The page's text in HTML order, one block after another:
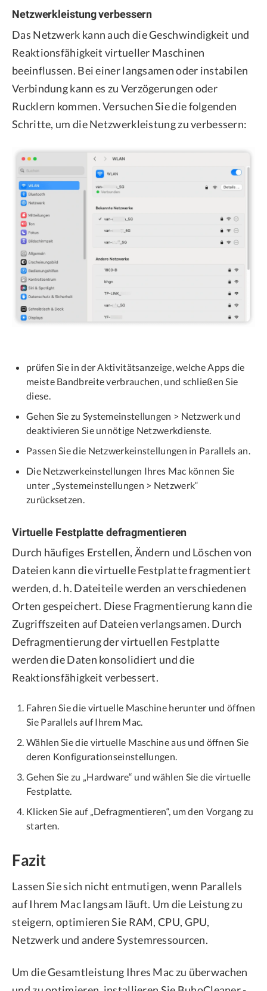
Netzwerkleistung verbessern
Das Netzwerk kann auch die Geschwindigkeit und
Reaktionsfähigkeit virtueller Maschinen
beeinflussen. Bei einer langsamen oder instabilen
Verbindung kann es zu Verzögerungen oder
Rucklern kommen. Versuchen Sie die folgenden
Schritte, um die Netzwerkleistung zu verbessern:
prüfen Sie in der Aktivitätsanzeige, welche Apps die
meiste Bandbreite verbrauchen, und schließen Sie
diese.
Gehen Sie zu Systemeinstellungen > Netzwerk und
deaktivieren Sie unnötige Netzwerkdienste.
Passen Sie die Netzwerkeinstellungen in Parallels an.
Die Netzwerkeinstellungen Ihres Mac können Sie
unter „Systemeinstellungen > Netzwerk“
zurücksetzen.
Virtuelle Festplatte defragmentieren
Durch häufiges Erstellen, Ändern und Löschen von
Dateien kann die virtuelle Festplatte fragmentiert
werden, d. h. Dateiteile werden an verschiedenen
Orten gespeichert. Diese Fragmentierung kann die
Zugriffszeiten auf Dateien verlangsamen. Durch
Defragmentierung der virtuellen Festplatte
werden die Daten konsolidiert und die
Reaktionsfähigkeit verbessert.
Fahren Sie die virtuelle Maschine herunter und öffnen
Sie Parallels auf Ihrem Mac.
Wählen Sie die virtuelle Maschine aus und öffnen Sie
deren Konfigurationseinstellungen.
Gehen Sie zu „Hardware“ und wählen Sie die virtuelle
Festplatte.
Klicken Sie auf „Defragmentieren“, um den Vorgang zu
starten.
Fazit
Lassen Sie sich nicht entmutigen, wenn Parallels
auf Ihrem Mac langsam läuft. Um die Leistung zu
steigern, optimieren Sie RAM, CPU, GPU,
Netzwerk und andere Systemressourcen.
Um die Gesamtleistung Ihres Mac zu überwachen